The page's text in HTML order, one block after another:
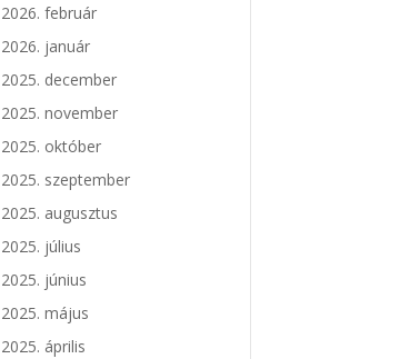
2026. február
2026. január
2025. december
2025. november
2025. október
2025. szeptember
2025. augusztus
2025. július
2025. június
2025. május
2025. április